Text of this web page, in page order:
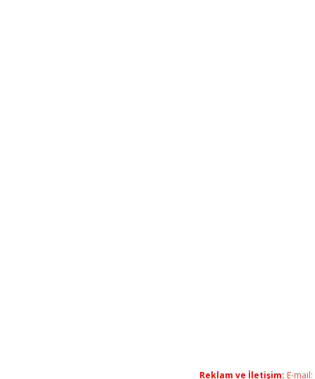
Reklam ve İletişim: E-mail: